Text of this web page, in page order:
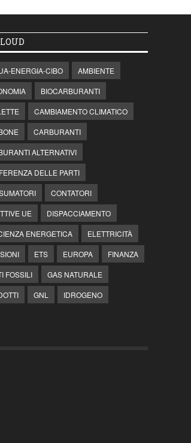
ENERGIA-CIBO
AMBIENTE
BIOCARBURANTI
CAMBIAMENTO CLIMATICO
CARBURANTI
ALTERNATIVI
DELLE PARTI
CONTATORI
UE
DISPACCIAMENTO
ENERGETICA
ELETTRICITÀ
ETS EUROPA
FINANZA
FOSSILI
GAS NATURALE
GNL IDROGENO